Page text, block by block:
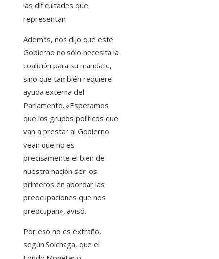
las dificultades que
representan.
Además, nos dijo que este
Gobierno no sólo necesita la
coalición para su mandato,
sino que también requiere
ayuda externa del
Parlamento. «Esperamos
que los grupos políticos que
van a prestar al Gobierno
vean que no es
precisamente el bien de
nuestra nación ser los
primeros en abordar las
preocupaciones que nos
preocupan», avisó.
Por eso no es extraño,
según Solchaga, que el